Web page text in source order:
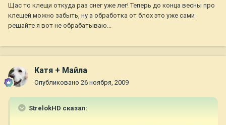
Щас то клещи откуда раз снег уже лег! Теперь до конца весны про
клещей можно забыть, ну а обработка от блох это уже сами
решайте я вот не обрабатываю...
Катя + Майла
Опубликовано 26 ноября, 2009
StrelokHD сказал: